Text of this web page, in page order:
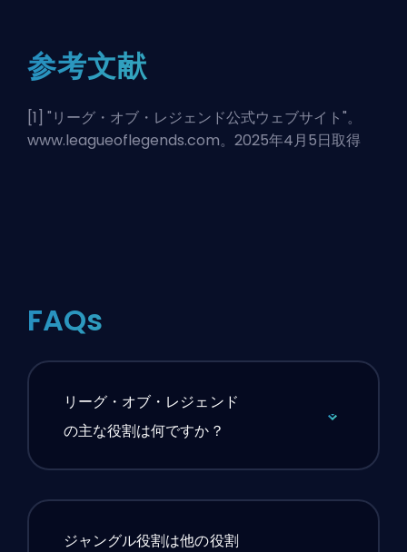
参考文献
[1] "リーグ・オブ・レジェンド公式ウェブサイト"。
www.leagueoflegends.com。2025年4月5日取得
FAQs
リーグ・オブ・レジェンド
の主な役割は何ですか？
ジャングル役割は他の役割